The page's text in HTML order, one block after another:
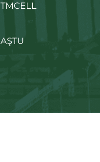
TMCELL
AŞTU